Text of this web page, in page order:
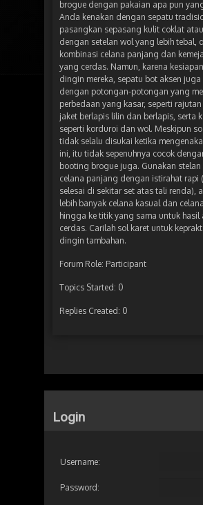
brogue dengan pakaian apa pun
Anda kenakan dengan sepatu
pasangkan sepasang kulit coklat
dengan setelan wol yang lebih tebal,
kombinasi celana panjang dan
yang cerdas. Namun, karena
dingin mereka, sepatu bot aksen juga
dengan potongan-potongan yang
perbedaan yang kasar, seperti
jaket berlapis lilin dan berlapis, serta
seperti korduroi dan wol. Meskipun
tidak selalu disukai ketika
ini, itu tidak sepenuhnya cocok
booting brogue juga. Gunakan
celana panjang dengan istirahat rapi
selesai di sekitar set atas tali renda),
lebih banyak celana kasual dan
hingga ke titik yang sama untuk hasil
cerdas. Carilah sol karet untuk
dingin tambahan.
Forum Role: Participant
Topics Started: 0
Replies Created: 0
Login
Username:
Password: